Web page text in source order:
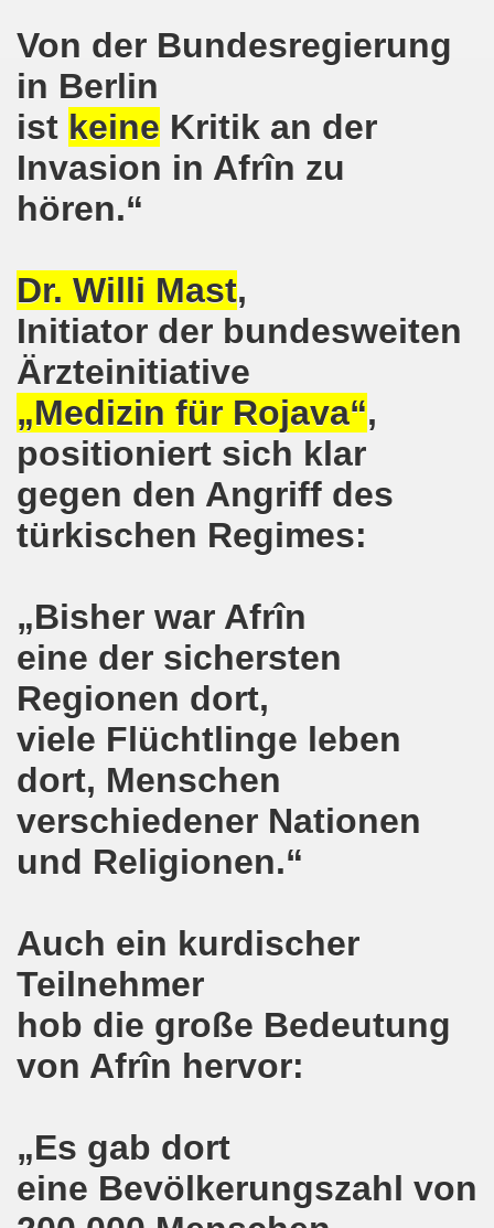
Von der Bundesregierung
in Berlin
ist keine Kritik an der
Invasion in Afrîn zu
hören.“
Dr. Willi Mast,
Initiator der bundesweiten
Ärzteinitiative
„Medizin für Rojava“,
positioniert sich klar
gegen den Angriff des
türkischen Regimes:
„Bisher war Afrîn
eine der sichersten
Regionen dort,
viele Flüchtlinge leben
dort, Menschen
verschiedener Nationen
und Religionen.“
Auch ein kurdischer
Teilnehmer
hob die große Bedeutung
von Afrîn hervor:
„Es gab dort
eine Bevölkerungszahl von
ist mit den streikenden Kolleginnen und mit
- der Kultursaal und das Haus des Widerstands in
ruft am 23.07.2018 mit auf zur
und wirklich sehr kreativ: Eine junge Frau ergreift
am 07.07.2018 aktiver Part bei der Düsseldorfer
am 09. Juli 2018 berichtet über NRW-weite
am 18.06.2018 als Warm-Up für die NRW-
ergreift Initiative zur Protestdemonstration am
am 28.05.2018 und am 04.06.2018 jeweils
Gelsenkirchen am 28.05.2018
Gelsenkirchener Montagsdemo-Bewegung am
Bewegung am 07.05.2018 bestärkt Widerstand gegen
Bewegung im Zeichen des antifaschistischen Protestes
in der Gelsenkirchener Innenstadt am 07.04.2018
gegen die Aufmärsche der Partei "Die Rechte" stehen
Gelsenkirchen beim Delegierten-Treffen der
sind gezwungen, die Tafel in Anspruch zu nehmen!
bei uns in Gelsenkirchen. Auftakt der weltweiten
mit heißen Brennpunkten
zur Demonstration "Efrin wird leben" 20.03.2018,
protestiert und demonstriert am 05.03.2018
Bewegung solidarisch am 19.02.2018 im Kampf gegen
Bewegung diskutiert am 19.02.2018 über heißes Eisen